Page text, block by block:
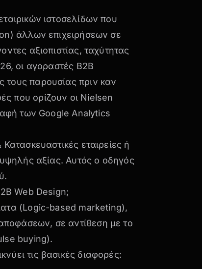
ιστοσελίδων που
άλλων επιχειρήσεων σε
αξιοπιστίας, ταχύτητας
οι αγοραστές B2B
τους παρουσίας πριν καν
που ορίζουν οι Nielsen
των Google Analytics
Κατασκευαστικές εταιρείες ή
αξίας. Αυτός ο οδηγός
Web Design;
(Logic-based marketing),
σε αντίθεση με το
buying).
τις βασικές διαφορές: